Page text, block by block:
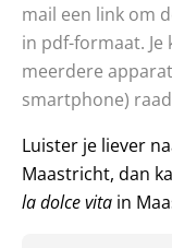
mail een link om
in pdf-formaat. Je
meerdere
smartphone)
Luister je liever
Maastricht, dan
la dolce vita in